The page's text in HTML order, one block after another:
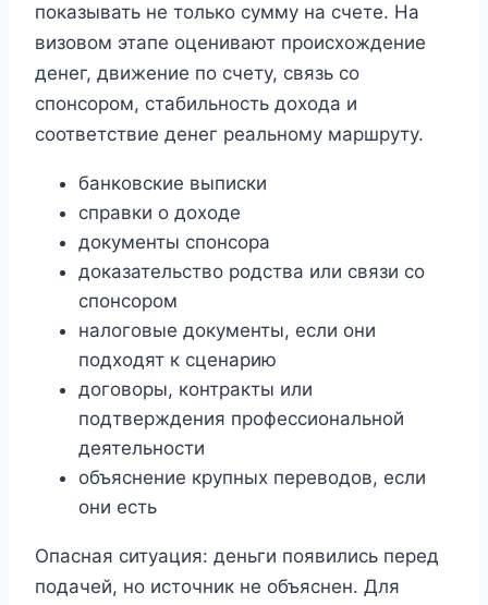
показывать не только сумму на счете. На
визовом этапе оценивают происхождение
денег, движение по счету, связь со
спонсором, стабильность дохода и
соответствие денег реальному маршруту.
банковские выписки
справки о доходе
документы спонсора
доказательство родства или связи со
спонсором
налоговые документы, если они
подходят к сценарию
договоры, контракты или
подтверждения профессиональной
деятельности
объяснение крупных переводов, если
они есть
Опасная ситуация: деньги появились перед
подачей, но источник не объяснен. Для